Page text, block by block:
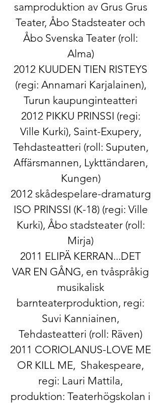
samproduktion av Grus Grus
Teater, Åbo Stadsteater och
Åbo Svenska Teater (roll:
Alma)
2012 KUUDEN TIEN RISTEYS
(regi: Annamari Karjalainen),
Turun kaupunginteatteri
2012 PIKKU PRINSSI​ (regi:
Ville Kurki), Saint-Exupery,
Tehdasteatteri (roll: Suputen,
Affärsmannen, Lykttändaren,
Kungen)
2012 ​skådespelare-dramaturg​​
ISO PRINSSI (K-18)​ (regi: Ville
Kurki), Åbo stadsteater (roll:
Mirja)
2011 ELIPÄ KERRAN...DET
VAR EN GÅNG, en tvåspråkig
musikalisk
barnteaterproduktion, regi:
Suvi Kanniainen,
Tehdasteatteri (roll: Räven)
2011 CORIOLANUS-LOVE ME
OR KILL ME, Shakespeare,
regi: Lauri Mattila,
produktion: Teaterhögskolan i